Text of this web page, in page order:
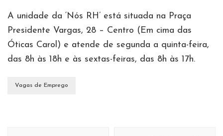
A unidade da ‘Nós RH’ está situada na Praça
Presidente Vargas, 28 – Centro (Em cima das
Óticas Carol) e atende de segunda a quinta-feira,
das 8h às 18h e às sextas-feiras, das 8h às 17h.
Vagas de Emprego